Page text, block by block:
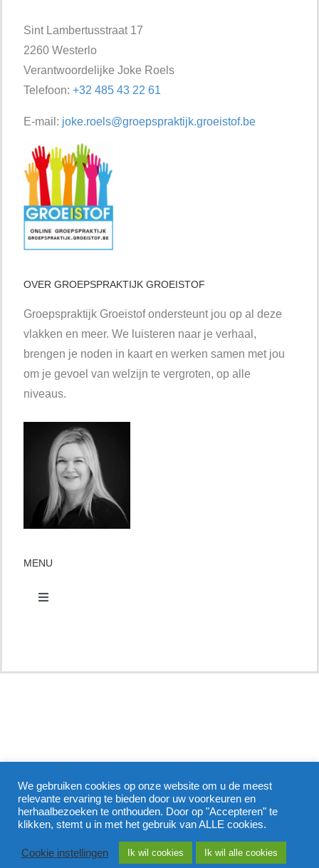
Sint Lambertusstraat 17
2260 Westerlo
Verantwoordelijke Joke Roels
Telefoon: +32 485 43 22 61
E-mail: joke.roels@groepspraktijk.groeistof.be
OVER GROEPSPRAKTIJK GROEISTOF
Groepspraktijk Groeistof ondersteunt jou op al deze
vlakken en meer. We luisteren naar je verhaal,
brengen je noden in kaart en werken samen met jou
om je gevoel van welzijn te vergroten, op alle
niveaus.
MENU
Toggle
In de pers
We gebruiken cookies op onze website om u de meest
relevante ervaring te bieden door uw voorkeuren en
herhaalbezoeken te onthouden. Door op "Accepteren" te
klikken, stemt u in met het gebruik van ALLE cookies.
Cookie instellingen Ik wil cookies Ik wil alle cookies